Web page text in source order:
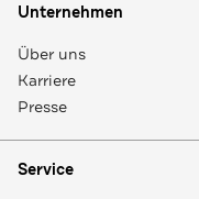
Unternehmen
Über uns
Karriere
Presse
Service